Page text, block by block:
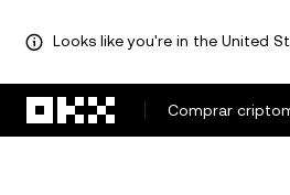
Looks like you're in the United
Comprar